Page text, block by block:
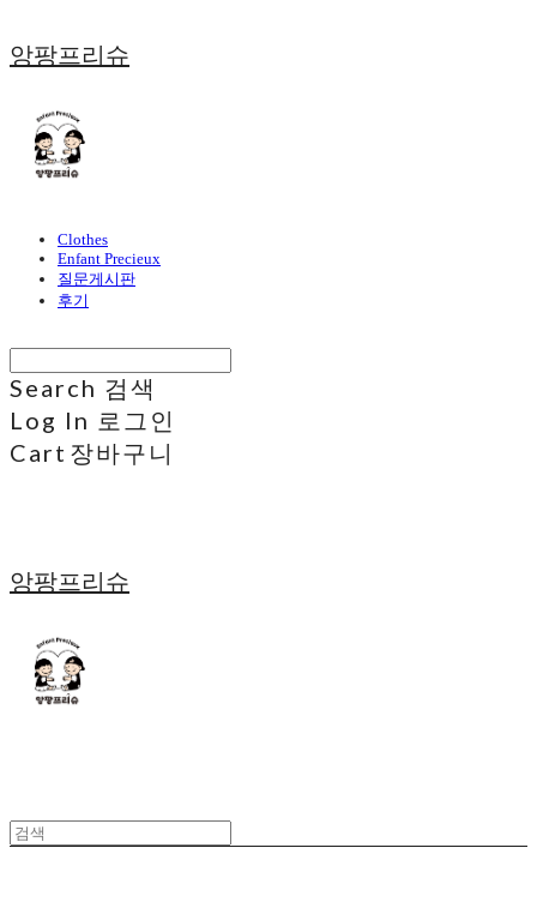
앙팡프리슈
Clothes
Enfant Precieux
질문게시판
후기
Search 검색
Log In 로그인
Cart 장바구니
앙팡프리슈